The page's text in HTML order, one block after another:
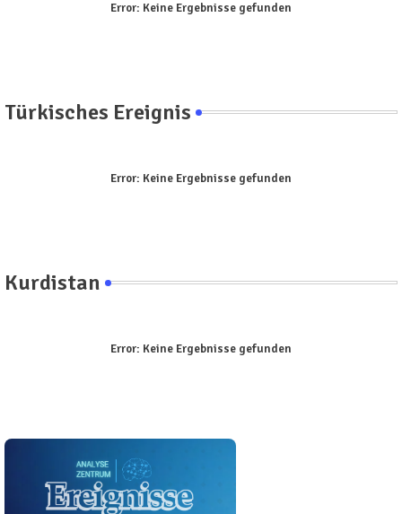
Error: Keine Ergebnisse gefunden
Türkisches Ereignis
Error: Keine Ergebnisse gefunden
Kurdistan
Error: Keine Ergebnisse gefunden